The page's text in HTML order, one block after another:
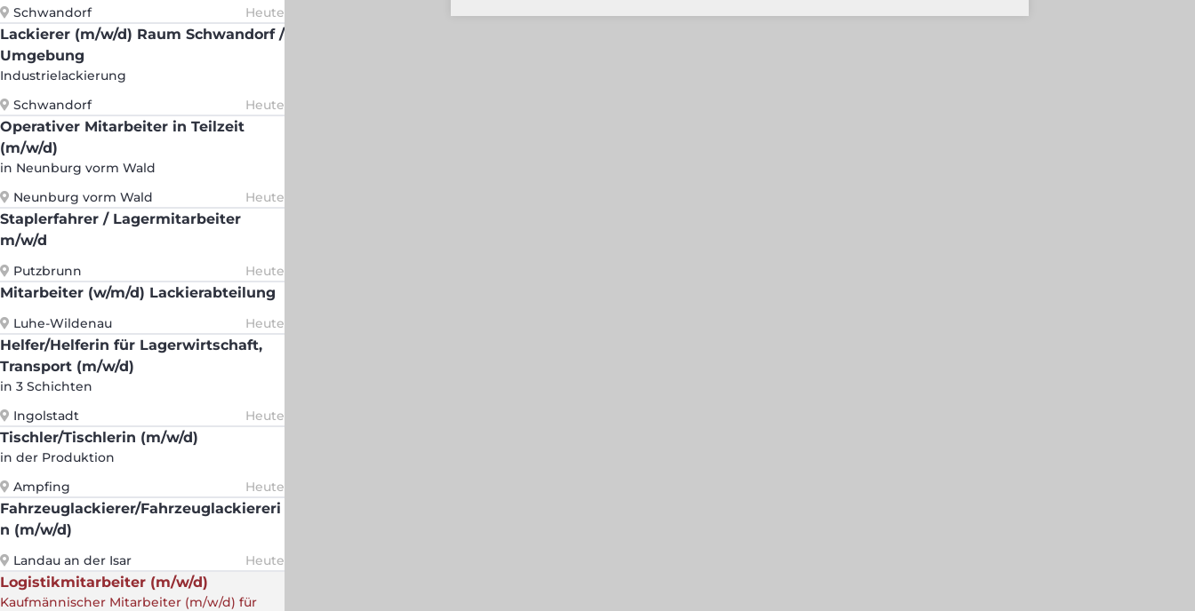
Schwandorf
Heute
Lackierer (m/w/d) Raum Schwandorf /
Umgebung
Industrielackierung
Schwandorf
Heute
Operativer Mitarbeiter in Teilzeit
(m/w/d)
in Neunburg vorm Wald
Neunburg vorm Wald
Heute
Staplerfahrer / Lagermitarbeiter
m/w/d
Putzbrunn Heute
Mitarbeiter (w/m/d) Lackierabteilung
Luhe-Wildenau Heute
Helfer/Helferin für Lagerwirtschaft,
Transport (m/w/d)
in 3 Schichten
Ingolstadt
Heute
Tischler/Tischlerin (m/w/d)
in der Produktion
Ampfing
Heute
Fahrzeuglackierer/Fahrzeuglackiereri
n (m/w/d)
Landau an der Isar Heute
Logistikmitarbeiter (m/w/d)
Kaufmännischer Mitarbeiter (m/w/d) für